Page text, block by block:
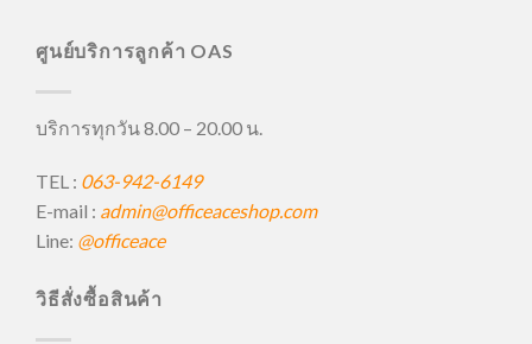
ศูนย์บริการลูกค้า OAS
บริการทุกวัน 8.00 – 20.00 น.
TEL : 063-942-6149
E-mail : admin@officeaceshop.com
Line: @officeace
วิธีสั่งซื้อสินค้า